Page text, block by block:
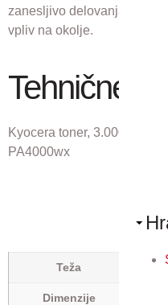
zanesljivo delovanja
vpliv na okolje.
Tehnične
Kyocera toner, 3.000 strani
PA4000wx
Teža 0,45 kg
Dimenzije